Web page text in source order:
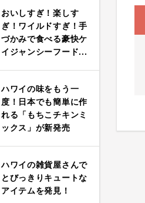
FOOD
おいしすぎ！楽しす
ぎ！ワイルドすぎ！手
づかみで食べる豪快ケ
イジャンシーフード...
FOOD
ハワイの味をもう一
度！日本でも簡単に作
れる「もちこチキンミ
ックス」が新発売
LIFE
ハワイの雑貨屋さんで
とびっきりキュートな
アイテムを発見！